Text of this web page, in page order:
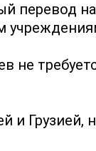
перевод
не
Грузией,